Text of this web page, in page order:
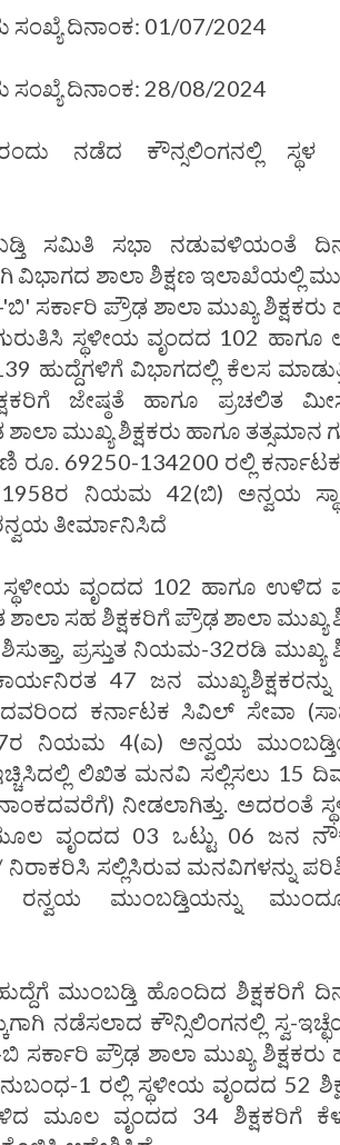
ಸಂಖ್ಯೆ ದಿನಾಂಕ: 01/07/2024
ಸಂಖ್ಯೆ ದಿನಾಂಕ: 28/08/2024
ನಡೆದ ಕೌನ್ಸಲಿಂಗನಲ್ಲಿ ಸ್ಥಳ
ಸಮಿತಿ ಸಭಾ ನಡುವಳಿಯಂತೆ
ವಿಭಾಗದ ಶಾಲಾ ಶಿಕ್ಷಣ ಇಲಾಖೆಯಲ್ಲಿ
ಸರ್ಕಾರಿ ಪ್ರೌಢ ಶಾಲಾ ಮುಖ್ಯ ಶಿಕ್ಷಕರು
ಗುರುತಿಸಿ ಸ್ಥಳೀಯ ವೃಂದದ 102
ಹುದ್ದೆಗಳಿಗೆ ವಿಭಾಗದಲ್ಲಿ ಕೆಲಸ
ಜೇಷ್ಠತೆ ಹಾಗೂ ಪ್ರಚಲಿತ
ಮುಖ್ಯ ಶಿಕ್ಷಕರು ಹಾಗೂ ತತ್ಸಮಾನ
ರೂ. 69250-134200 ರಲ್ಲಿ ಕರ್ನಾಟಕ
ನಿಯಮ 42(ಬಿ) ಅನ್ವಯ
ತೀರ್ಮಾನಿಸಿದೆ
ವೃಂದದ 102 ಹಾಗೂ
ಸಹ ಶಿಕ್ಷಕರಿಗೆ ಪ್ರೌಢ ಶಾಲಾ ಮುಖ್ಯ
ಪ್ರಸ್ತುತ ನಿಯಮ-32ರಡಿ ಮುಖ್ಯ
47 ಜನ
ಕರ್ನಾಟಕ ಸಿವಿಲ್ ಸೇವಾ
ನಿಯಮ 4(ಎ) ಅನ್ವಯ
ಲಿಖಿತ ಮನವಿ ಸಲ್ಲಿಸಲು 15
ನೀಡಲಾಗಿತ್ತು. ಅದರಂತೆ
ವೃಂದದ 03 ಒಟ್ಟು 06 ಜನ
ಸಲ್ಲಿಸಿರುವ ಮನವಿಗಳನ್ನು
ಮುಂಬಡ್ತಿಯನ್ನು
ಮುಂಬಡ್ತಿ ಹೊಂದಿದ ಶಿಕ್ಷಕರಿಗೆ
ನಡೆಸಲಾದ ಕೌನ್ಸಿಲಿಂಗನಲ್ಲಿ ಸ್ವ-
ಪ್ರೌಢ ಶಾಲಾ ಮುಖ್ಯ ಶಿಕ್ಷಕರು
1 ರಲ್ಲಿ ಸ್ಥಳೀಯ ವೃಂದದ 52
ಮೂಲ ವೃಂದದ 34 ಶಿಕ್ಷಕರಿಗೆ